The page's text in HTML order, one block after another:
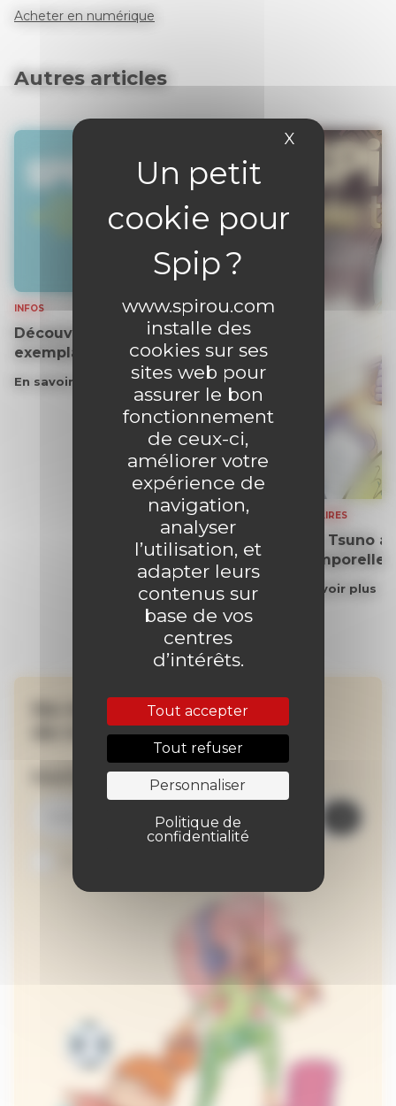
www.spirou.com
installe des
cookies sur ses
sites web pour
assurer le bon
fonctionnement
de ceux-ci,
améliorer votre
expérience de
navigation,
analyser
l’utilisation, et
adapter leurs
contenus sur
base de vos
centres
d’intérêts.
Tout accepter
Tout refuser
Personnaliser
Politique de
confidentialité
X Masquer le
Acheter en numérique
Autres articles
INFOS
Découvrez gratuitement un
exemplaire du journal !
En savoir plus
SOMMAIRES
Yoko Tsuno
intemporelle
En savoir plus
Ne manquez aucune
de nos actualités !
Inscrivez-vous à la newsletter